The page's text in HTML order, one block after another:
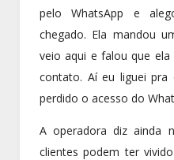
pelo WhatsApp e
chegado. Ela mandou
veio aqui e falou que
contato. Aí eu liguei pra
perdido o acesso do
A operadora diz ainda
clientes podem ter